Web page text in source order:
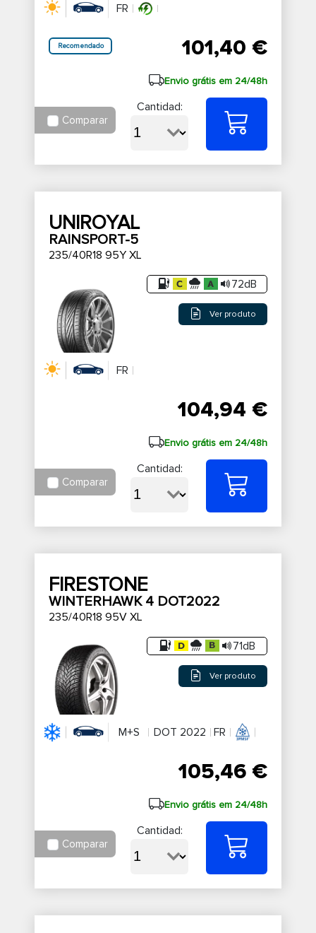
FR
Recomendado 101,40 €
Envio grátis em 24/48h
Comparar
Cantidad:
UNIROYAL
RAINSPORT-5
235/40R18 95Y XL
72dB
Ver produto
FR
104,94 €
Envio grátis em 24/48h
Comparar
Cantidad:
FIRESTONE
WINTERHAWK 4 DOT2022
235/40R18 95V XL
71dB
Ver produto
M+S DOT 2022 FR
105,46 €
Envio grátis em 24/48h
Comparar
Cantidad: